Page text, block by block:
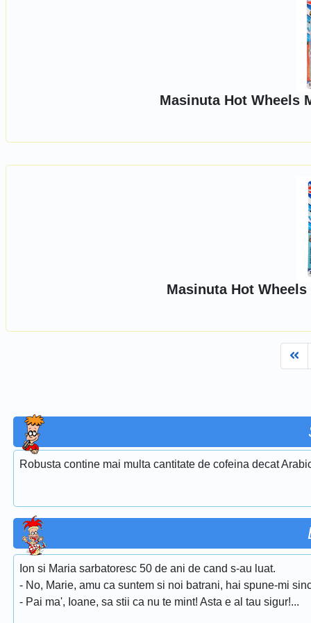
Masinuta Hot Wheels
Masinuta Hot
Robusta contine mai multa cantitate de cofeina decat
Ion si Maria sarbatoresc 50 de ani de cand s-au luat.
- No, Marie, amu ca suntem si noi batrani, hai spune-mi
- Pai ma', Ioane, sa stii ca nu te mint! Asta e al tau sigur!...